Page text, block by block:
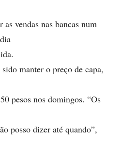
as vendas nas bancas num
manter o preço de capa,
pesos nos domingos. “Os
posso dizer até quando”,